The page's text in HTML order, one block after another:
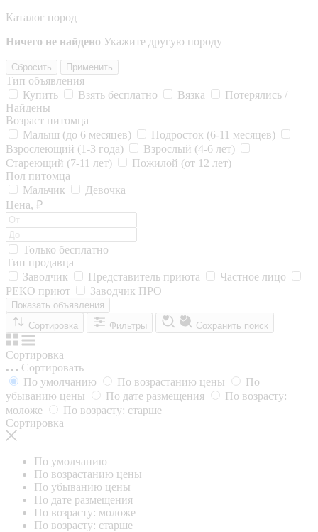
Каталог пород
Ничего не найдено Укажите другую породу
Сбросить Применить
Тип объявления
Купить
Взять бесплатно Вязка
Потерялись /
Найдены
Возраст питомца
Малыш (до 6 месяцев)
Подросток (6-11 месяцев)
Взрослеющий (1-3 года)
Взрослый (4-6 лет)
Стареющий (7-11 лет)
Пожилой (от 12 лет)
Пол питомца
Мальчик
Девочка
Цена, ₽
Только бесплатно
Тип продавца
Заводчик
Представитель приюта
Частное лицо
РЕКО приют
Заводчик ПРО
Показать объявления
Сортировка
Фильтры Сохранить поиск
Сортировка
Сортировать
По умолчанию
По возрастанию цены
По
убыванию цены
По дате размещения
По возрасту:
моложе
По возрасту: старше
Сортировка
По умолчанию
По возрастанию цены
По убыванию цены
По дате размещения
По возрасту: моложе
По возрасту: старше